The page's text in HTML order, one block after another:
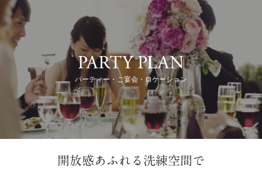
パーティー・ご宴会・ロケーション
開放感あふれる洗練空間で